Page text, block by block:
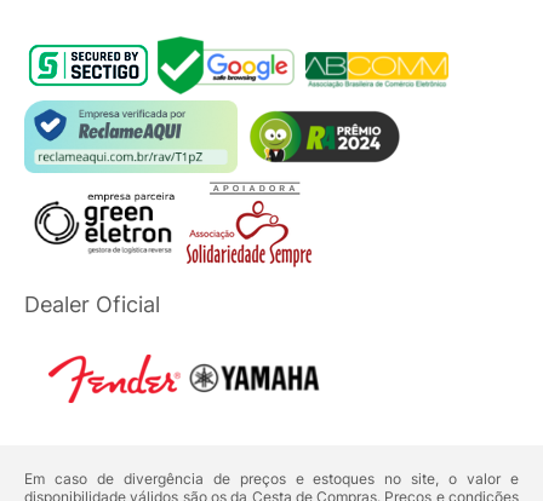
Dealer Oficial
Em caso de divergência de preços e estoques no site, o valor e
disponibilidade válidos são os da Cesta de Compras. Preços e condições